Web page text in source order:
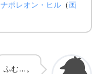
ナポレオン・ヒル （画
ふむ…。